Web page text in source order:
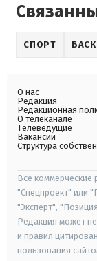
СПОРТ
О нас
Редакция
Редакционная
О телеканале
Телеведущие
Вакансии
Структура
Все коммерческие
"Спецпроект" или
"Эксперт",
Редакция может
и правил
пользования